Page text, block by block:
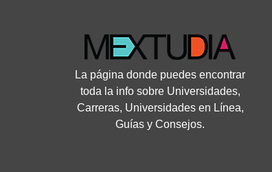
La página donde puedes encontrar
toda la info sobre Universidades,
Carreras, Universidades en Línea,
Guías y Consejos.